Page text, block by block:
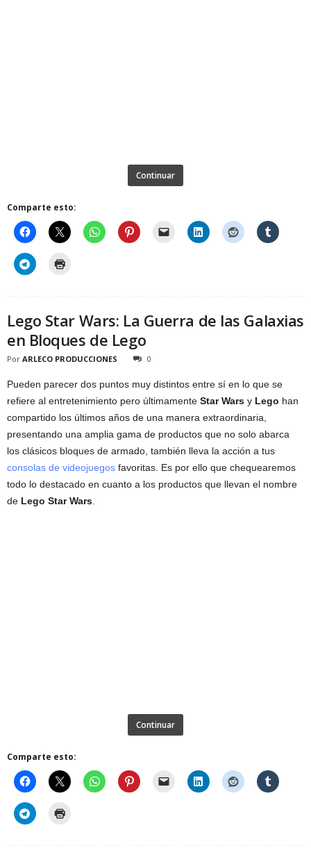
Continuar
Comparte esto:
Lego Star Wars: La Guerra de las Galaxias
en Bloques de Lego
Por ARLECO PRODUCCIONES 0
Pueden parecer dos puntos muy distintos entre sí en lo que se
refiere al entretenimiento pero últimamente Star Wars y Lego han
compartido los últimos años de una manera extraordinaria,
presentando una amplia gama de productos que no solo abarca
los clásicos bloques de armado, también lleva la acción a tus
consolas de videojuegos favoritas. Es por ello que chequearemos
todo lo destacado en cuanto a los productos que llevan el nombre
de Lego Star Wars
Continuar
Comparte esto: